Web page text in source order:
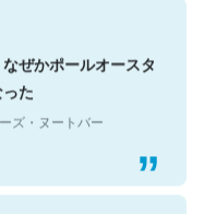
ぜかポールオースタ
た
ズ・ヌートバー